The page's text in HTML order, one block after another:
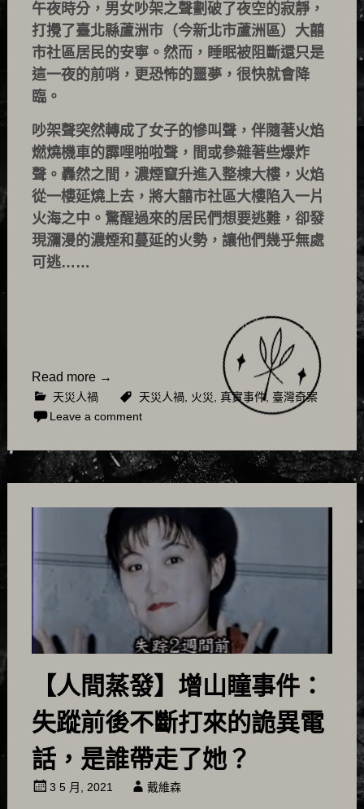
午夜時分，男女吵架之聲劃破了夜空的寂靜，
打攪了臺北縣蘆洲市（今新北市蘆洲區）大囍
市社區居民的安寧。然而，睡眠被阻斷還只是
這一夜的前哨，更恐怖的噩夢，很快就會降
臨。
吵架聲突然轉成了女子的慘叫聲，伴隨著火焰
燃燒機車的霹哩啪啦聲，間或參雜著些爆炸
聲。轟然之間，濃煙竄升進入整棟大樓，火焰
從一樓延燒上去，將大囍市社區大樓陷入一片
火海之中。驚醒過來的居民們想要逃難，卻發
現瀰漫的濃煙和蔓延的火勢，讓他們幾乎無處
可逃……
Read more →
天災人禍 天災人禍, 火災 真實事件, 臺灣奇案
Leave a comment
【人間蒸發】增山瞳事件：
失蹤前後不斷打來的詭異電
話，是誰帶走了她？
3 5 月, 2021 戴維森